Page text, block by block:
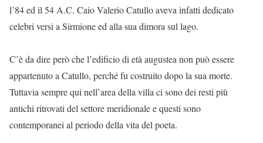
l’84 ed il 54 A.C. Caio Valerio Catullo aveva infatti dedicato
celebri versi a Sirmione ed alla sua dimora sul lago.
C’è da dire però che l’edificio di età augustea non può essere
appartenuto a Catullo, perché fu costruito dopo la sua morte.
Tuttavia sempre qui nell’area della villa ci sono dei resti più
antichi ritrovati del settore meridionale e questi sono
contemporanei al periodo della vita del poeta.